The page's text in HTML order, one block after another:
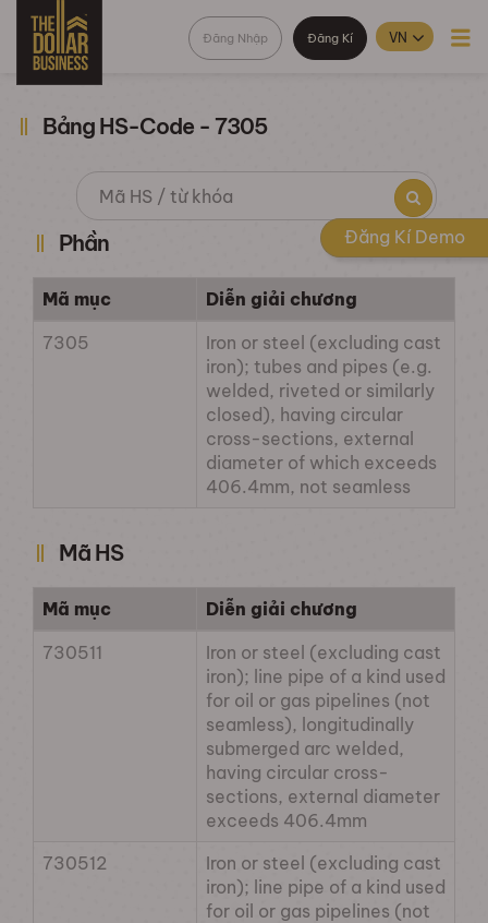
Đăng Nhập Đăng Kí
Bảng HS-Code - 7305
Phần
Mã mục
Diễn giải chương
7305
Iron or steel (excluding cast
iron); tubes and pipes (e.g.
welded, riveted or similarly
closed), having circular
cross-sections, external
diameter of which exceeds
406.4mm, not seamless
Mã HS
Mã mục
Diễn giải chương
730511
Iron or steel (excluding cast
iron); line pipe of a kind used
for oil or gas pipelines (not
seamless), longitudinally
submerged arc welded,
having circular cross-
sections, external diameter
exceeds 406.4mm
730512
Iron or steel (excluding cast
iron); line pipe of a kind used
for oil or gas pipelines (not
Đăng Kí Demo